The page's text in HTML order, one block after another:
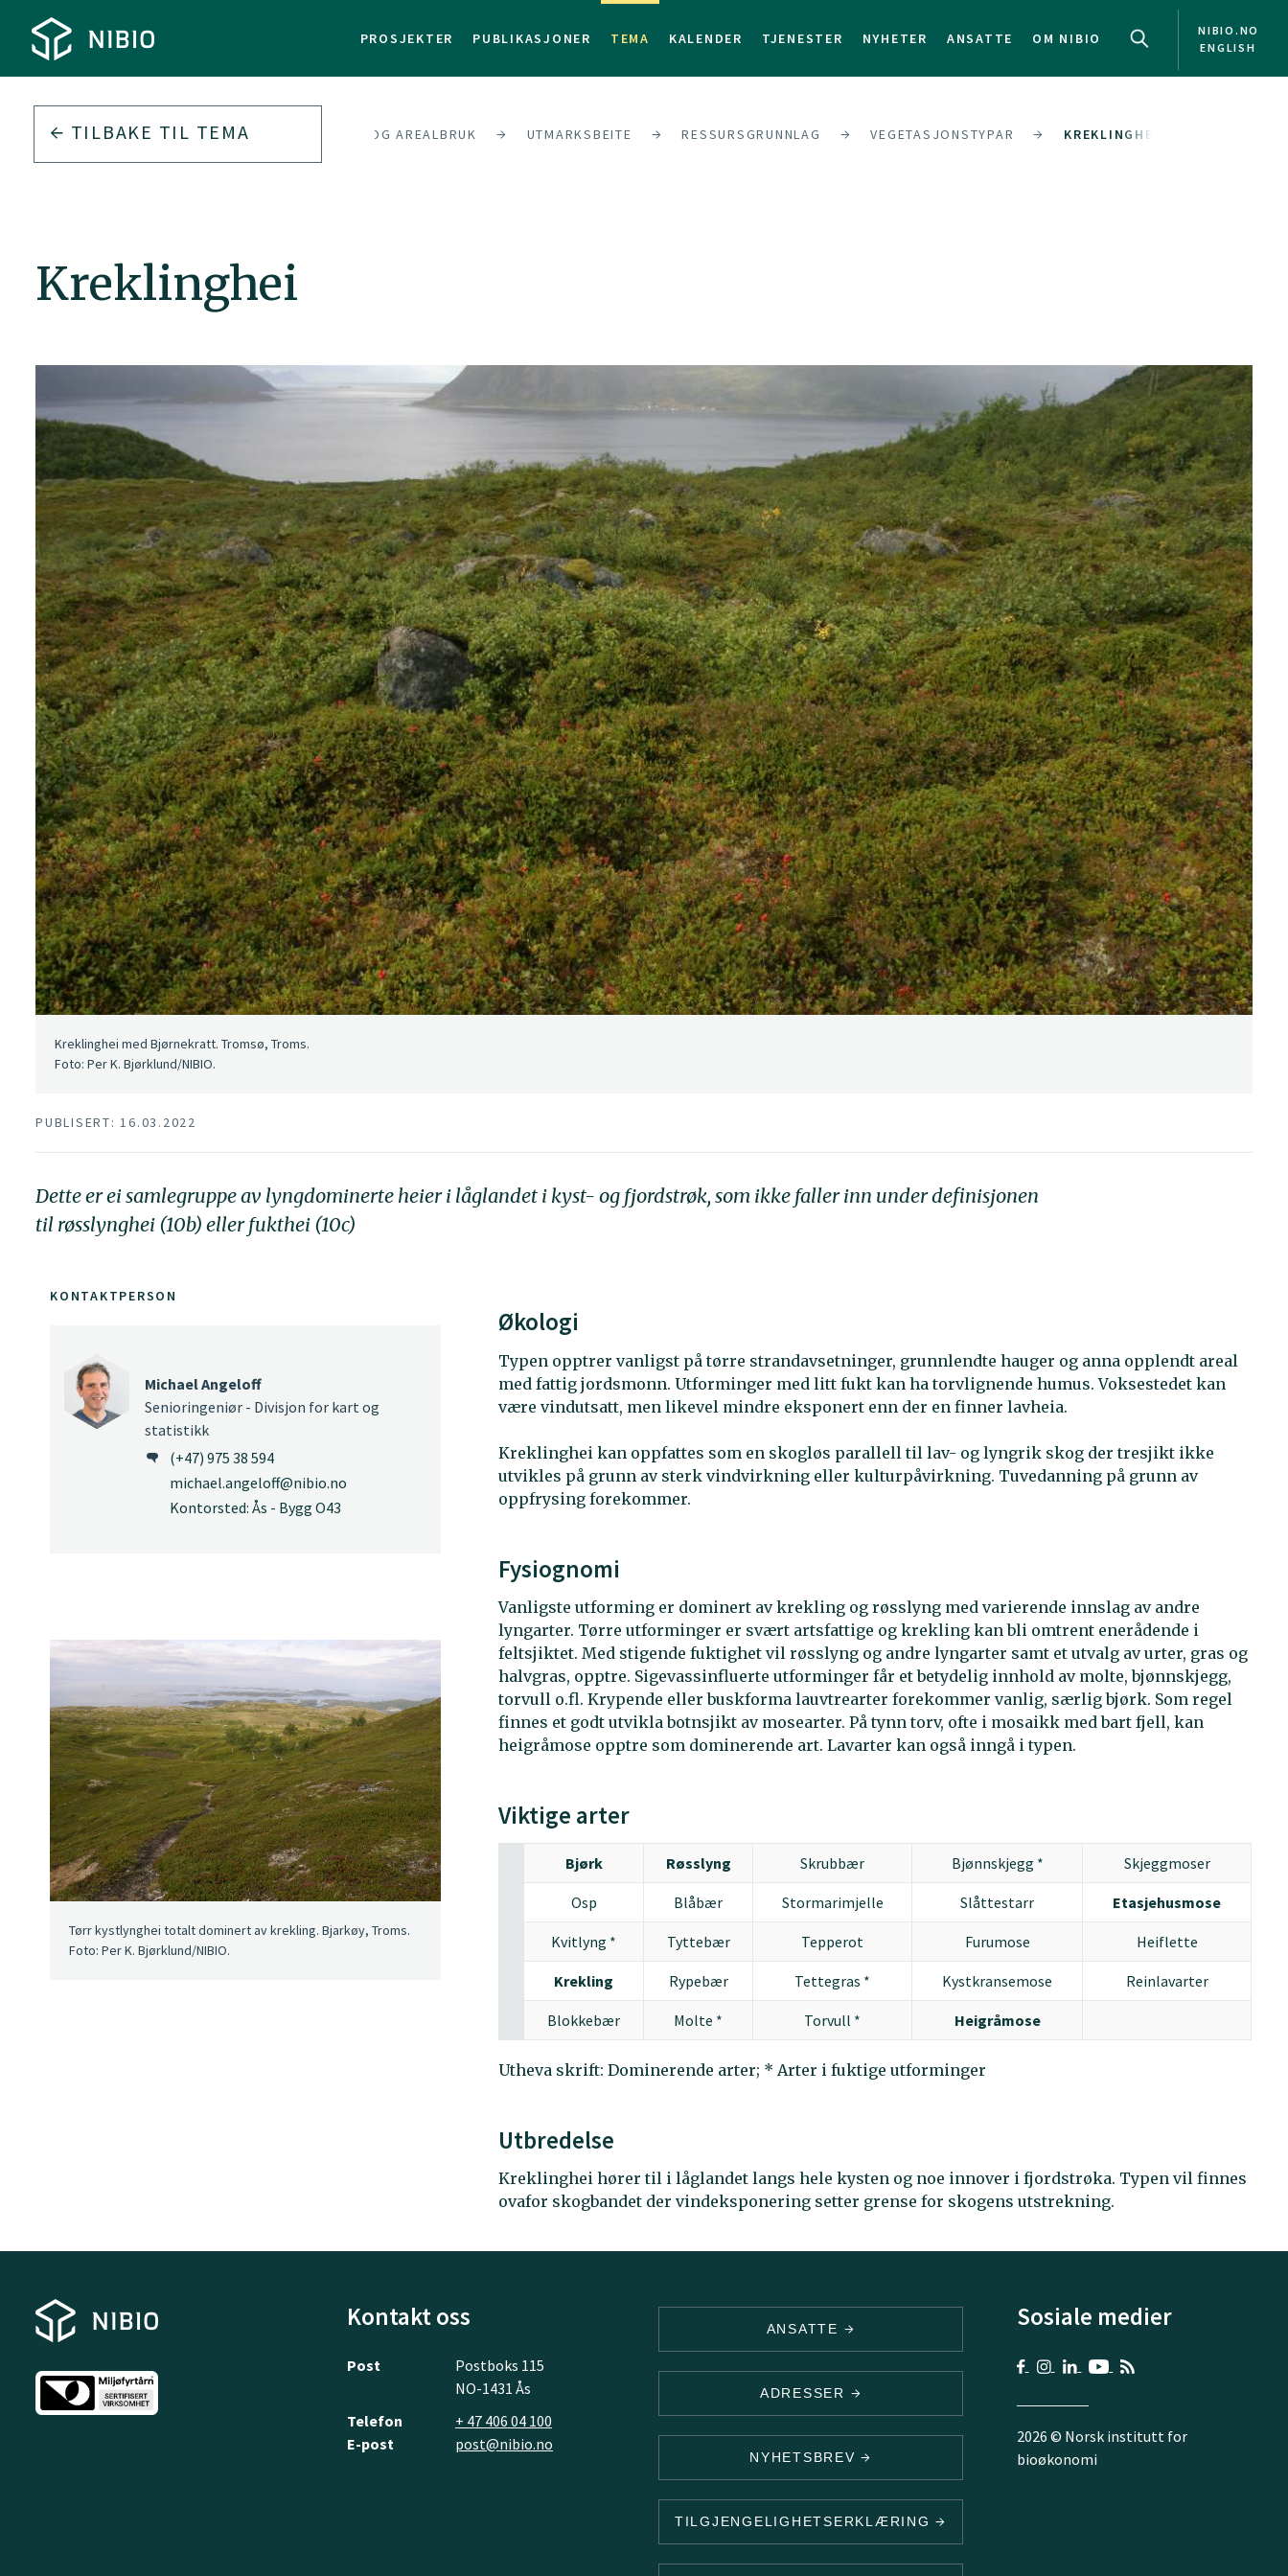
PROSJEKTER PUBLIKASJONER TEMA KALENDER TJENESTER NYHETER ANSATTE OM NIBIO
NIBIO.NO
ENGLISH
TILBAKE TIL TEMA LANDSKAP OG AREALBRUK UTMARKSBEITE RESSURSGRUNNLAG VEGETASJONSTYPAR KREKLINGHEI
Kreklinghei
Kreklinghei med Bjørnekratt. Tromsø, Troms.
Foto: Per K. Bjørklund/NIBIO.
PUBLISERT: 16.03.2022
Dette er ei samlegruppe av lyngdominerte heier i låglandet i kyst- og fjordstrøk, som ikke faller inn under definisjonen
til røsslynghei (10b) eller fukthei (10c)
Økologi
Typen opptrer vanligst på tørre strandavsetninger, grunnlendte hauger og anna opplendt areal
med fattig jordsmonn. Utforminger med litt fukt kan ha torvlignende humus. Voksestedet kan
være vindutsatt, men likevel mindre eksponert enn der en finner lavheia.
Kreklinghei kan oppfattes som en skogløs parallell til lav- og lyngrik skog der tresjikt ikke
utvikles på grunn av sterk vindvirkning eller kulturpåvirkning. Tuvedanning på grunn av
oppfrysing forekommer.
Fysiognomi
Vanligste utforming er dominert av krekling og røsslyng med varierende innslag av andre
lyngarter. Tørre utforminger er svært artsfattige og krekling kan bli omtrent enerådende i
feltsjiktet. Med stigende fuktighet vil røsslyng og andre lyngarter samt et utvalg av urter, gras og
halvgras, opptre. Sigevassinfluerte utforminger får et betydelig innhold av molte, bjønnskjegg,
torvull o.fl. Krypende eller buskforma lauvtrearter forekommer vanlig, særlig bjørk. Som regel
finnes et godt utvikla botnsjikt av mosearter. På tynn torv, ofte i mosaikk med bart fjell, kan
heigråmose opptre som dominerende art. Lavarter kan også inngå i typen.
Viktige arter
Bjørk Røsslyng Skrubbær Bjønnskjegg * Skjeggmoser
Osp Blåbær Stormarimjelle Slåttestarr Etasjehusmose
Kvitlyng * Tyttebær Tepperot Furumose Heiflette
Krekling Rypebær Tettegras * Kystkransemose Reinlavarter
Blokkebær Molte * Torvull * Heigråmose
Utheva skrift: Dominerende arter; * Arter i fuktige utforminger
Utbredelse
Kreklinghei hører til i låglandet langs hele kysten og noe innover i fjordstrøka. Typen vil finnes
ovafor skogbandet der vindeksponering setter grense for skogens utstrekning.
KONTAKTPERSON
Michael Angeloff
Senioringeniør - Divisjon for kart og
statistikk
(+47) 975 38 594
michael.angeloff@nibio.no
Kontorsted: Ås - Bygg O43
Tørr kystlynghei totalt dominert av krekling. Bjarkøy, Troms.
Foto: Per K. Bjørklund/NIBIO.
Kontakt oss
Post
Postboks 115
NO-1431 Ås
Telefon
+ 47 406 04 100
E-post
post@nibio.no
ANSATTE
ADRESSER
NYHETSBREV
TILGJENGELIGHETSERKLÆRING
Sosiale medier
2026 © Norsk institutt for
bioøkonomi